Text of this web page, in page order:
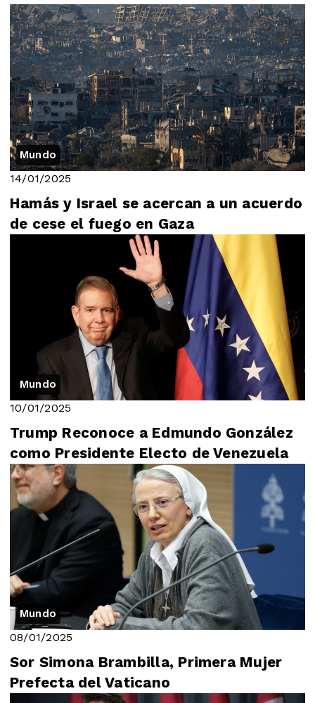
Mundo
14/01/2025
Hamás y Israel se acercan a un acuerdo
de cese el fuego en Gaza
Mundo
10/01/2025
Trump Reconoce a Edmundo González
como Presidente Electo de Venezuela
Mundo
08/01/2025
Sor Simona Brambilla, Primera Mujer
Prefecta del Vaticano